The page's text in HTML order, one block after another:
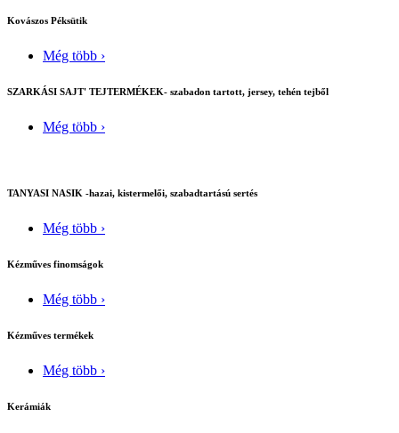
Kovászos Péksütik
Még több ›
SZARKÁSI SAJT' TEJTERMÉKEK- szabadon tartott, jersey, tehén tejből
Még több ›
TANYASI NASIK -hazai, kistermelői, szabadtartású sertés
Még több ›
Kézműves finomságok
Még több ›
Kézműves termékek
Még több ›
Kerámiák